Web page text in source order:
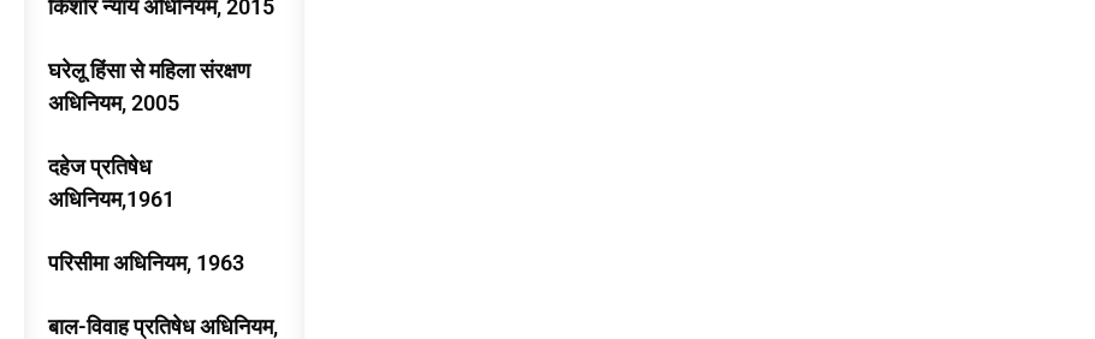
किशोर न्याय अधिनियम, 2015
घरेलू हिंसा से महिला संरक्षण
अधिनियम, 2005
दहेज प्रतिषेध
अधिनियम,1961
परिसीमा अधिनियम, 1963
बाल-विवाह प्रतिषेध अधिनियम,